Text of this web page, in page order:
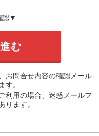
認▼
お問合せ内容の確認メール
す。
利用の場合、迷惑メールフ
ります。